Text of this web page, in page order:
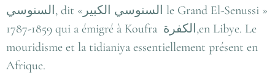
السنوسي, dit «السنوسي الكبير le Grand El-Senussi »
1787-1859 qui a émigré à Koufra الكفرة ,en Libye. Le
mouridisme et la tidianiya essentiellement présent en
Afrique.